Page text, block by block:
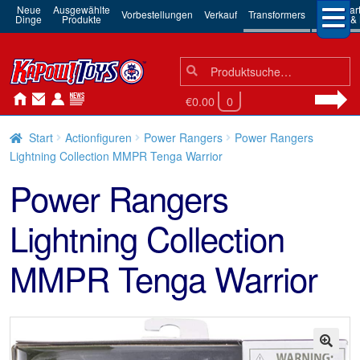
Neue
Dinge
Ausgewählte
Produkte Vorbestellungen Verkauf Transformers 3rd
Robots
Suchen
nach:
Suche
€0.00 0
Start Actionfiguren Power Rangers
Power Rangers
Lightning Collection MMPR Tenga Warrior
Power Rangers
Lightning Collection
MMPR Tenga Warrior